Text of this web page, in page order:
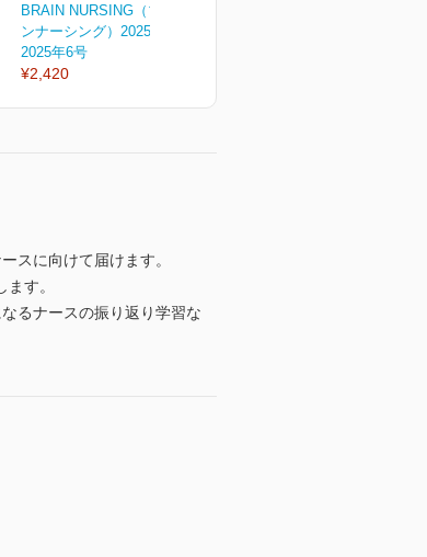
BRAIN NURSING（ブレイ
ンナーシング）2025年6号
2025年6号
¥2,420
スに向けて届けます。
す。
るナースの振り返り学習な